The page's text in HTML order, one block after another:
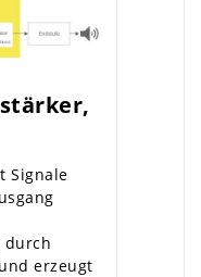
Signale
durch
erzeugt